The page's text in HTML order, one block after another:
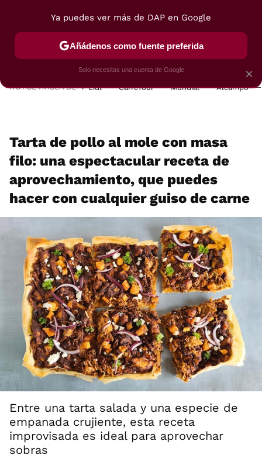
POSTRES VIAJES SELECCIÓN VEGUI
HOY SE HABLA DE Lidl Carrefour Mundial Alcampo
Tarta de pollo al mole con masa
filo: una espectacular receta de
aprovechamiento, que puedes
hacer con cualquier guiso de carne
Entre una tarta salada y una especie de
empanada crujiente, esta receta
improvisada es ideal para aprovechar
sobras
×
Ya puedes ver más de DAP en Google
Añádenos como fuente preferida
Solo necesitas una cuenta de Google